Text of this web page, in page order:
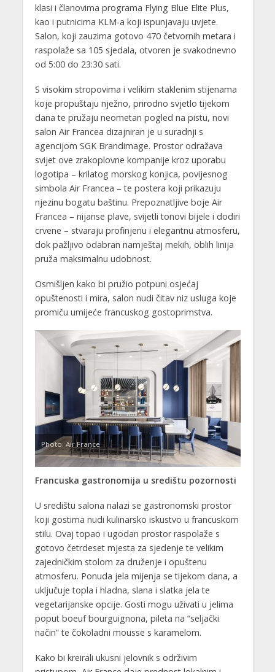
klasi i članovima programa Flying Blue Elite Plus,
kao i putnicima KLM-a koji ispunjavaju uvjete.
Salon, koji zauzima gotovo 470 četvornih metara i
raspolaže sa 105 sjedala, otvoren je svakodnevno
od 5:00 do 23:30 sati.
S visokim stropovima i velikim staklenim stijenama
koje propuštaju nježno, prirodno svjetlo tijekom
dana te pružaju neometan pogled na pistu, novi
salon Air Francea dizajniran je u suradnji s
agencijom SGK Brandimage. Prostor odražava
svijet ove zrakoplovne kompanije kroz uporabu
logotipa – krilatog morskog konjica, povijesnog
simbola Air Francea – te postera koji prikazuju
njezinu bogatu baštinu. Prepoznatljive boje Air
Francea – nijanse plave, svijetli tonovi bijele i dodiri
crvene – stvaraju profinjenu i elegantnu atmosferu,
dok pažljivo odabran namještaj mekih, oblih linija
pruža maksimalnu udobnost.
Osmišljen kako bi pružio potpuni osjećaj
opuštenosti i mira, salon nudi čitav niz usluga koje
promiču umijeće francuskog gostoprimstva.
Photo: Air France
Francuska gastronomija u središtu pozornosti
U središtu salona nalazi se gastronomski prostor
koji gostima nudi kulinarsko iskustvo u francuskom
stilu. Ovaj topao i ugodan prostor raspolaže s
gotovo četrdeset mjesta za sjedenje te velikim
zajedničkim stolom za druženje i opuštenu
atmosferu. Ponuda jela mijenja se tijekom dana, a
uključuje topla i hladna, slana i slatka jela te
vegetarijanske opcije. Gosti mogu uživati u jelima
poput boeuf bourguignona, pileta na “seljački
način” te čokoladni mousse s karamelom.
Kako bi kreirali ukusni jelovnik s održivim